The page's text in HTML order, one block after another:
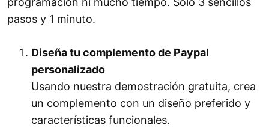
pasos y 1 minuto.
Diseña tu complemento de Paypal
personalizado
Usando nuestra demostración gratuita, crea
un complemento con un diseño preferido y
características funcionales.